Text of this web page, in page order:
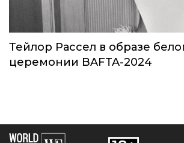
Тейлор Рассел в образе
церемонии BAFTA-2024